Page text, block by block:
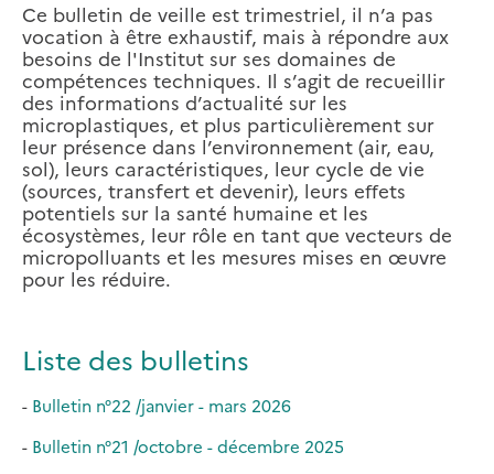
Ce bulletin de veille est trimestriel, il n’a pas
vocation à être exhaustif, mais à répondre aux
besoins de l'Institut sur ses domaines de
compétences techniques. Il s’agit de recueillir
des informations d’actualité sur les
microplastiques, et plus particulièrement sur
leur présence dans l’environnement (air, eau,
sol), leurs caractéristiques, leur cycle de vie
(sources, transfert et devenir), leurs eﬀets
potentiels sur la santé humaine et les
écosystèmes, leur rôle en tant que vecteurs de
micropolluants et les mesures mises en œuvre
pour les réduire.
Liste des bulletins
- Bulletin n°22 /janvier - mars 2026
- Bulletin n°21 /octobre - décembre 2025